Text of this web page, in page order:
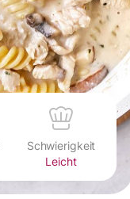
Schwierigkeit
Leicht